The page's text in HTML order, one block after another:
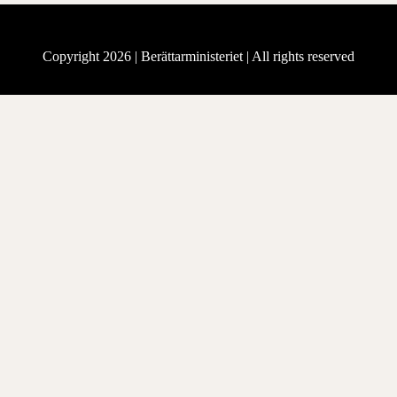
Copyright 2026 | Berättarministeriet | All rights reserved